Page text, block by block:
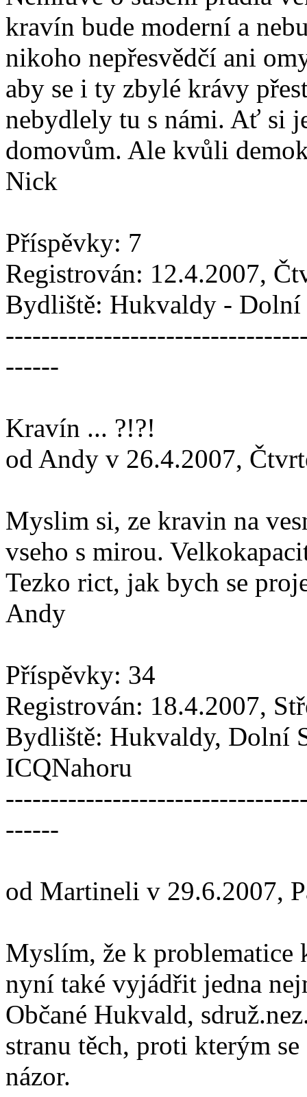
kravín bude moderní a
nikoho nepřesvědčí ani
aby se i ty zbylé krávy
nebydlely tu s námi. Ať si
domovům. Ale kvůli
Nick
Příspěvky: 7
Registrován: 12.4.2007,
Bydliště: Hukvaldy - Dolní
------
Kravín ... ?!?!
od Andy v 26.4.2007,
Myslim si, ze kravin na
vseho s mirou.
Tezko rict, jak bych se
Andy
Příspěvky: 34
Registrován: 18.4.2007,
Bydliště: Hukvaldy, Dolní
ICQNahoru
------
od Martineli v 29.6.2007,
Myslím, že k problematice
nyní také vyjádřit jedna
Občané Hukvald,
stranu těch, proti kterým
názor.